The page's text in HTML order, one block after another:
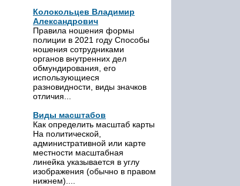
Колокольцев Владимир
Александрович
Правила ношения формы
полиции в 2021 году Способы
ношения сотрудниками
органов внутренних дел
обмундирования, его
использующиеся
разновидности, виды значков
отличия...
Виды масштабов
Как определить масштаб карты
На политической,
административной или карте
местности масштабная
линейка указывается в углу
изображения (обычно в правом
нижнем)....